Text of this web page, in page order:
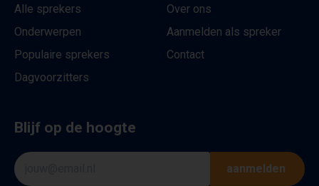
Alle sprekers
Onderwerpen
Populaire sprekers
Dagvoorzitters
Over ons
Aanmelden als spreker
Contact
Blijf op de hoogte
aanmelden